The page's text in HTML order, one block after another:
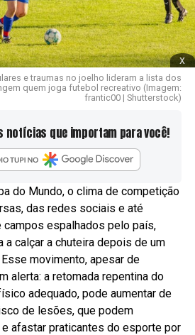
x
e traumas no joelho lideram a lista dos
quem joga futebol recreativo (Imagem:
frantic00 | Shutterstock)
notícias que importam para você!
do Mundo, o clima de competição
das redes sociais e até
campos espalhados pelo país,
a calçar a chuteira depois de um
movimento, apesar de
alerta: a retomada repentina do
adequado, pode aumentar de
de lesões, que podem
afastar praticantes do esporte por